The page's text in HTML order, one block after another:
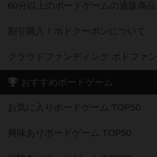
60分以上のボードゲームの通販商品
割引購入！ボドクーポンについて
クラウドファンディング ボドファン
おすすめボードゲーム
お気に入りボードゲーム TOP50
興味ありボードゲーム TOP50